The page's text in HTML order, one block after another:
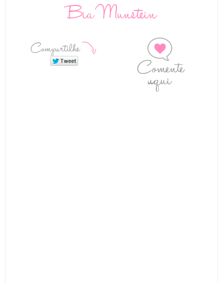
Bia Munstein
Compartilhe
Comente
aqui